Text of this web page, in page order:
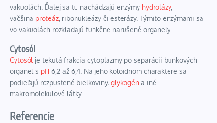
vakuolách. Ďalej sa tu nachádzajú enzýmy hydrolázy,
väčšina proteáz, ribonukleázy či esterázy. Týmito enzýmami sa
vo vakuolách rozkladajú funkčne narušené organely.
Cytosól
Cytosól je tekutá frakcia cytoplazmy po separácii bunkových
organel s pH 6,2 až 6,4. Na jeho koloidnom charaktere sa
podieľajú rozpustené bielkoviny, glykogén a iné
makromolekulové látky.
Referencie